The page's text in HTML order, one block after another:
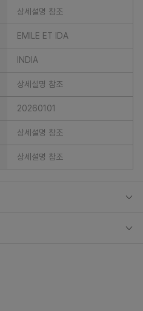
상세설명 참조
EMILE ET IDA
INDIA
상세설명 참조
20260101
상세설명 참조
상세설명 참조